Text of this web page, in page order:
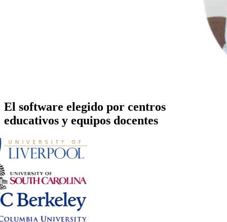
El software elegido por centros
educativos y equipos docentes